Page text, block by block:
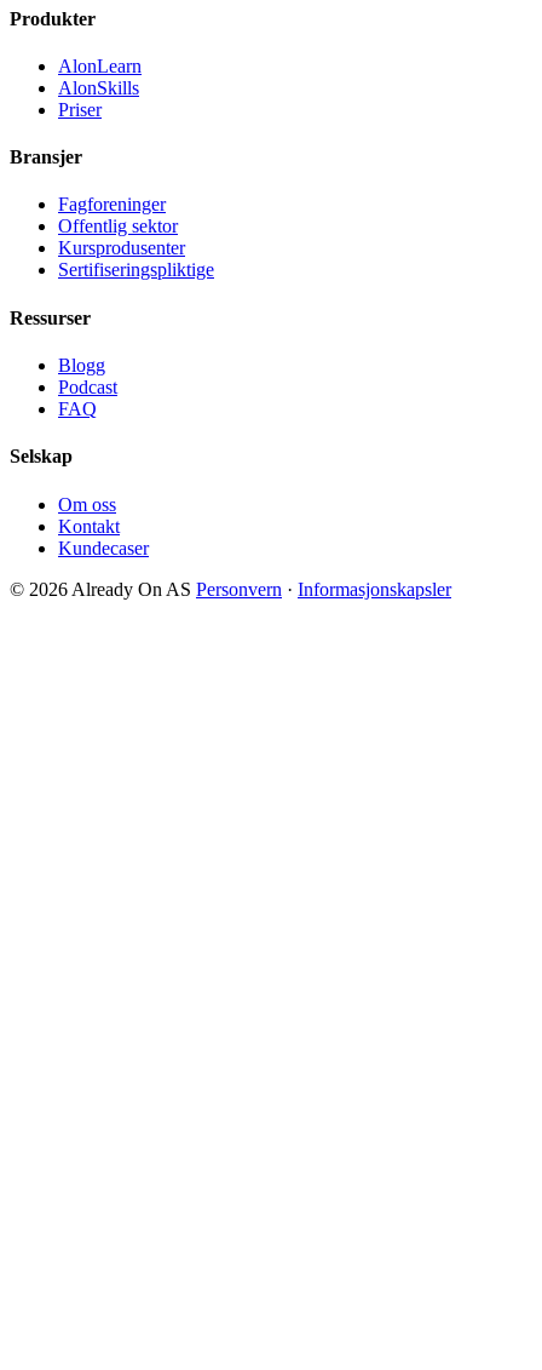
Produkter
AlonLearn
AlonSkills
Priser
Bransjer
Fagforeninger
Offentlig sektor
Kursprodusenter
Sertifiseringspliktige
Ressurser
Blogg
Podcast
FAQ
Selskap
Om oss
Kontakt
Kundecaser
© 2026 Already On AS Personvern · Informasjonskapsler